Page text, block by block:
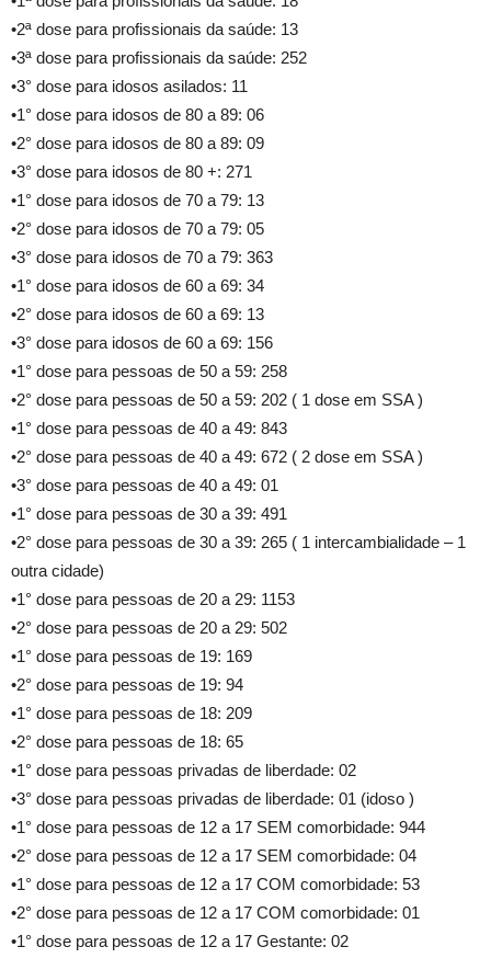
•2ª dose para profissionais da saúde: 13
•3ª dose para profissionais da saúde: 252
•3° dose para idosos asilados: 11
•1° dose para idosos de 80 a 89: 06
•2° dose para idosos de 80 a 89: 09
•3° dose para idosos de 80 +: 271
•1° dose para idosos de 70 a 79: 13
•2° dose para idosos de 70 a 79: 05
•3° dose para idosos de 70 a 79: 363
•1° dose para idosos de 60 a 69: 34
•2° dose para idosos de 60 a 69: 13
•3° dose para idosos de 60 a 69: 156
•1° dose para pessoas de 50 a 59: 258
•2° dose para pessoas de 50 a 59: 202 ( 1 dose em SSA )
•1° dose para pessoas de 40 a 49: 843
•2° dose para pessoas de 40 a 49: 672 ( 2 dose em SSA )
•3° dose para pessoas de 40 a 49: 01
•1° dose para pessoas de 30 a 39: 491
•2° dose para pessoas de 30 a 39: 265 ( 1 intercambialidade – 1
outra cidade)
•1° dose para pessoas de 20 a 29: 1153
•2° dose para pessoas de 20 a 29: 502
•1° dose para pessoas de 19: 169
•2° dose para pessoas de 19: 94
•1° dose para pessoas de 18: 209
•2° dose para pessoas de 18: 65
•1° dose para pessoas privadas de liberdade: 02
•3° dose para pessoas privadas de liberdade: 01 (idoso )
•1° dose para pessoas de 12 a 17 SEM comorbidade: 944
•2° dose para pessoas de 12 a 17 SEM comorbidade: 04
•1° dose para pessoas de 12 a 17 COM comorbidade: 53
•2° dose para pessoas de 12 a 17 COM comorbidade: 01
•1° dose para pessoas de 12 a 17 Gestante: 02